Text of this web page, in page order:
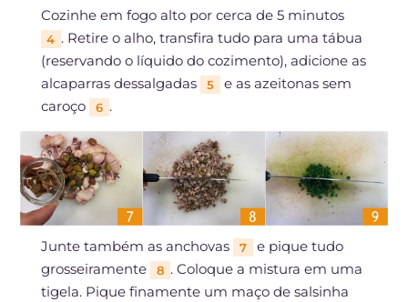
Cozinhe em fogo alto por cerca de 5 minutos
4 . Retire o alho, transfira tudo para uma tábua
(reservando o líquido do cozimento), adicione as
alcaparras dessalgadas
5
e as azeitonas sem
caroço
6 .
Junte também as anchovas 7
e pique tudo
grosseiramente
8 . Coloque a mistura em uma
tigela. Pique finamente um maço de salsinha